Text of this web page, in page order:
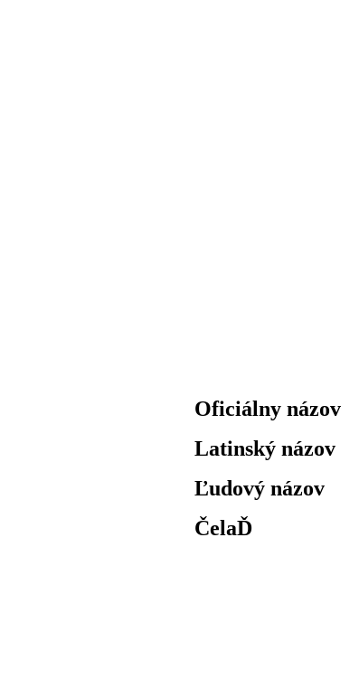
Oficiálny názov
Latinský názov
Ľudový názov
ČelaĎ